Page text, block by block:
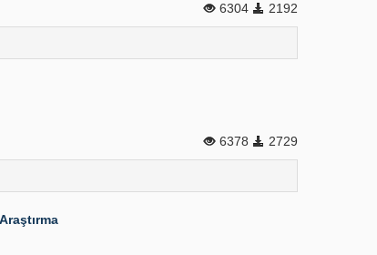
6304 2192
6378 2729